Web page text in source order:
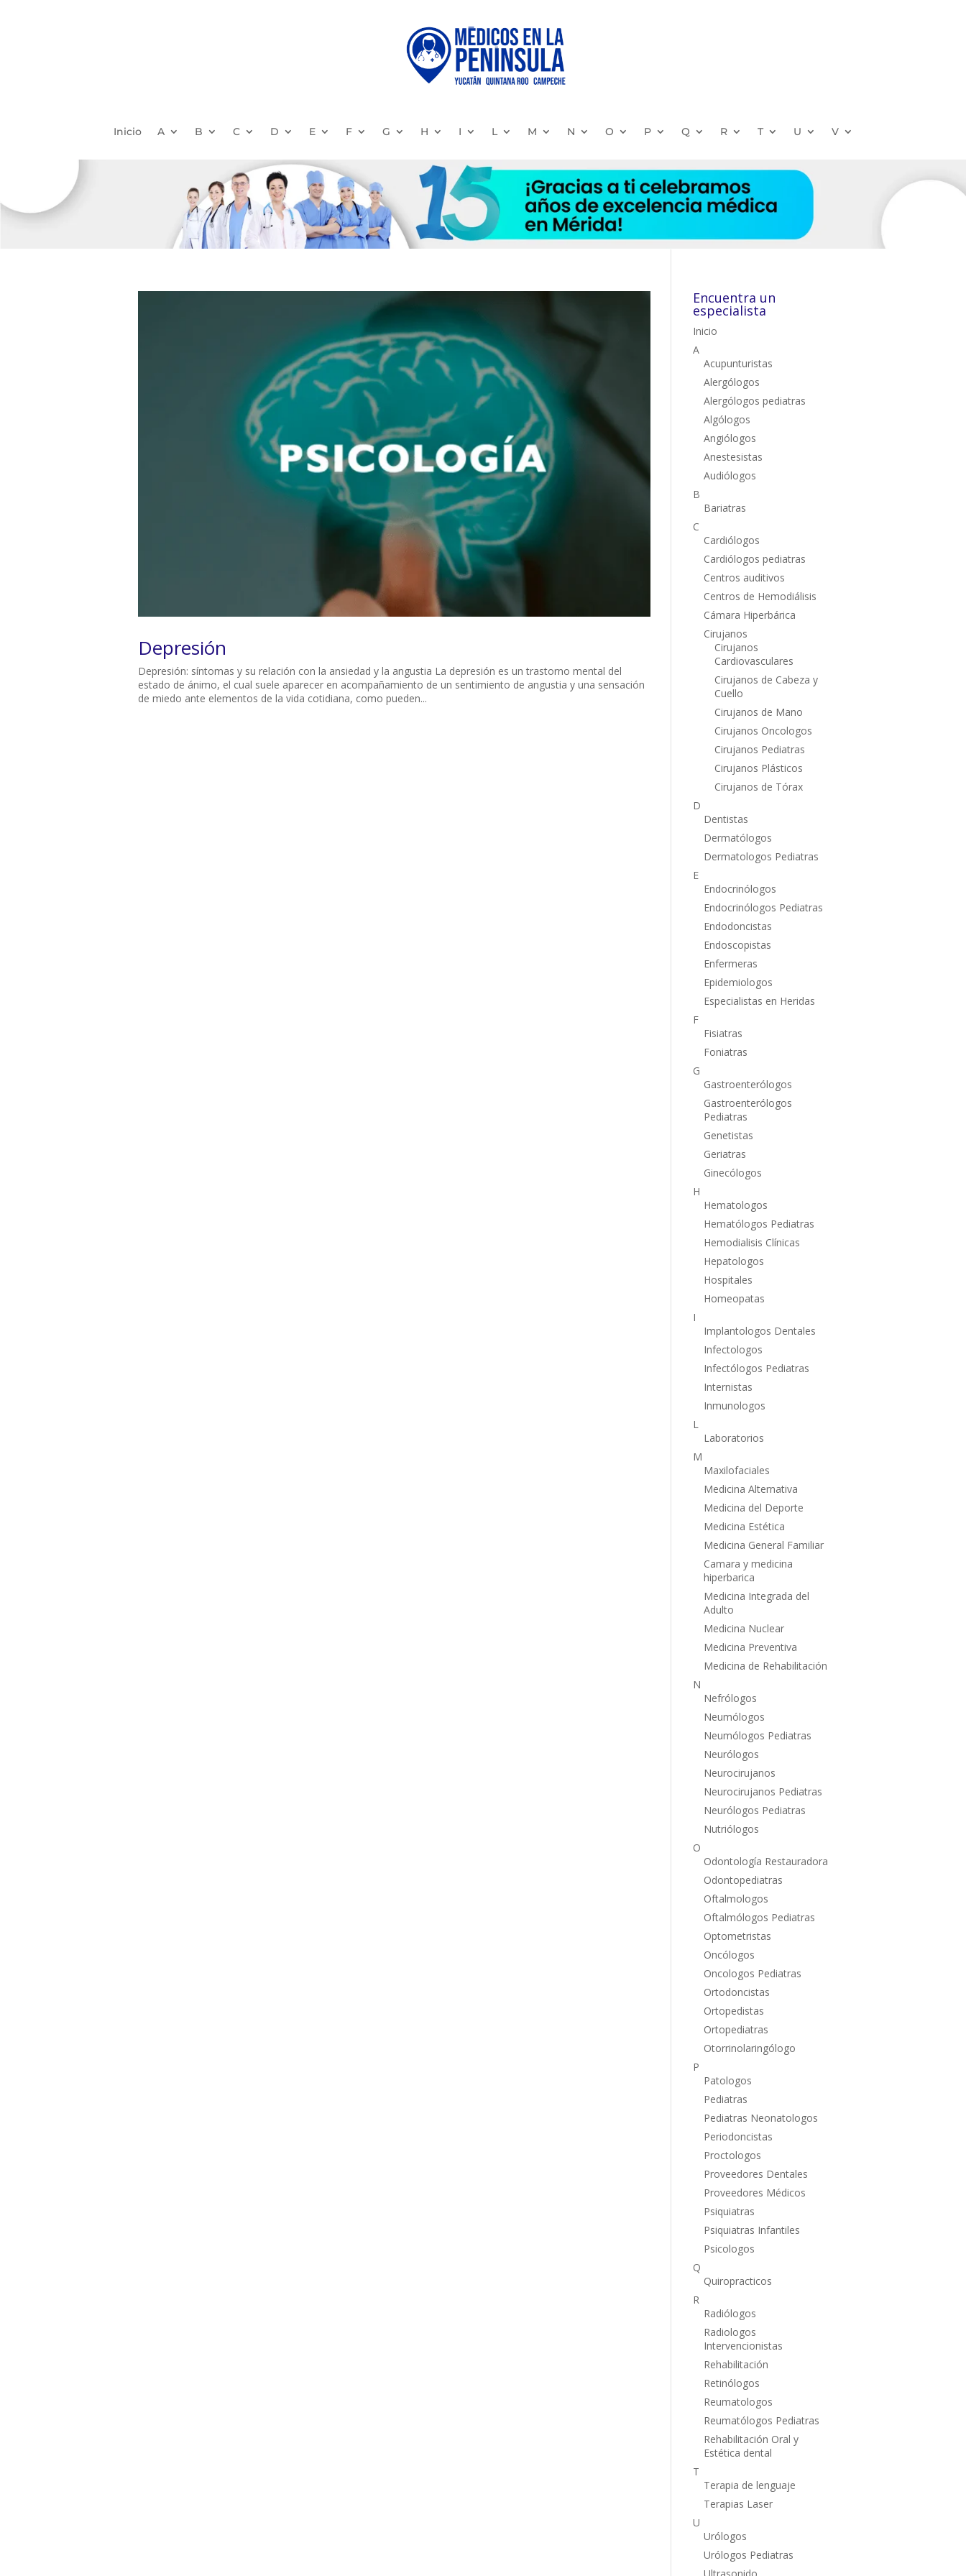
Inicio A B C D E F G H I L M N O P Q R T U V
Depresión
Depresión: síntomas y su relación con la ansiedad y la angustia La depresión es un trastorno mental del
estado de ánimo, el cual suele aparecer en acompañamiento de un sentimiento de angustia y una sensación
de miedo ante elementos de la vida cotidiana, como pueden...
Encuentra un
especialista
Inicio
A
Acupunturistas
Alergólogos
Alergólogos pediatras
Algólogos
Angiólogos
Anestesistas
Audiólogos
B
Bariatras
C
Cardiólogos
Cardiólogos pediatras
Centros auditivos
Centros de Hemodiálisis
Cámara Hiperbárica
Cirujanos
Cirujanos
Cardiovasculares
Cirujanos de Cabeza y
Cuello
Cirujanos de Mano
Cirujanos Oncologos
Cirujanos Pediatras
Cirujanos Plásticos
Cirujanos de Tórax
D
Dentistas
Dermatólogos
Dermatologos Pediatras
E
Endocrinólogos
Endocrinólogos Pediatras
Endodoncistas
Endoscopistas
Enfermeras
Epidemiologos
Especialistas en Heridas
F
Fisiatras
Foniatras
G
Gastroenterólogos
Gastroenterólogos
Pediatras
Genetistas
Geriatras
Ginecólogos
H
Hematologos
Hematólogos Pediatras
Hemodialisis Clínicas
Hepatologos
Hospitales
Homeopatas
I
Implantologos Dentales
Infectologos
Infectólogos Pediatras
Internistas
Inmunologos
L
Laboratorios
M
Maxilofaciales
Medicina Alternativa
Medicina del Deporte
Medicina Estética
Medicina General Familiar
Camara y medicina
hiperbarica
Medicina Integrada del
Adulto
Medicina Nuclear
Medicina Preventiva
Medicina de Rehabilitación
N
Nefrólogos
Neumólogos
Neumólogos Pediatras
Neurólogos
Neurocirujanos
Neurocirujanos Pediatras
Neurólogos Pediatras
Nutriólogos
O
Odontología Restauradora
Odontopediatras
Oftalmologos
Oftalmólogos Pediatras
Optometristas
Oncólogos
Oncologos Pediatras
Ortodoncistas
Ortopedistas
Ortopediatras
Otorrinolaringólogo
P
Patologos
Pediatras
Pediatras Neonatologos
Periodoncistas
Proctologos
Proveedores Dentales
Proveedores Médicos
Psiquiatras
Psiquiatras Infantiles
Psicologos
Q
Quiropracticos
R
Radiólogos
Radiologos
Intervencionistas
Rehabilitación
Retinólogos
Reumatologos
Reumatólogos Pediatras
Rehabilitación Oral y
Estética dental
T
Terapia de lenguaje
Terapias Laser
U
Urólogos
Urólogos Pediatras
Ultrasonido